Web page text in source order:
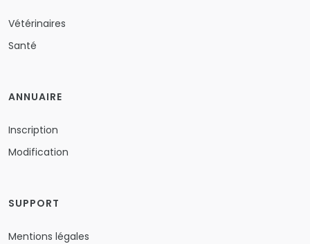
Vétérinaires
Santé
ANNUAIRE
Inscription
Modification
SUPPORT
Mentions légales